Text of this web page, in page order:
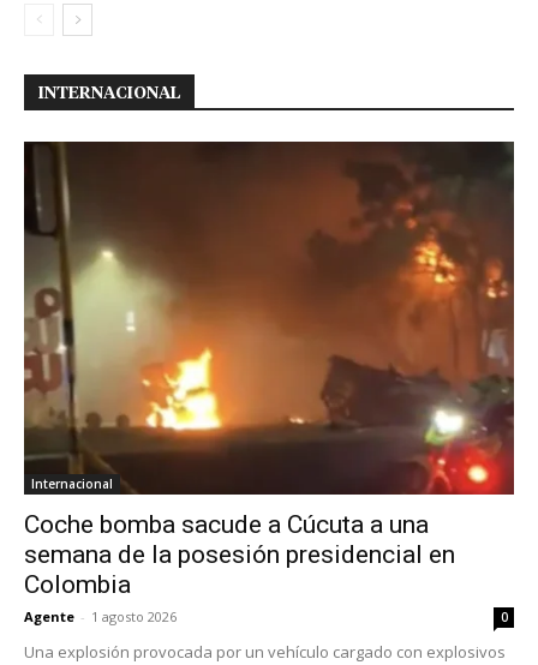
INTERNACIONAL
Internacional
Coche bomba sacude a Cúcuta a una
semana de la posesión presidencial en
Colombia
Agente - 1 agosto 2026 0
Una explosión provocada por un vehículo cargado con explosivos